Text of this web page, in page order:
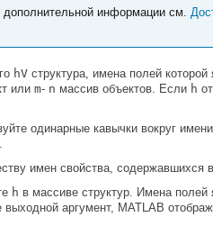
дополнительной информации см.
hV структура, имена полей
или m- n массив объектов. Если h
одинарные кавычки вокруг
имен свойства, содержавшихся в
h в массиве структур. Имена
аргумент, MATLAB